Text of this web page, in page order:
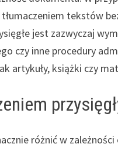
tekstów
jest zazwyczaj
czy inne procedury
artykuły, książki czy
różnić w